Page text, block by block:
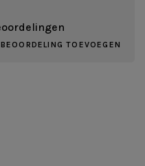
TOEVOEGEN